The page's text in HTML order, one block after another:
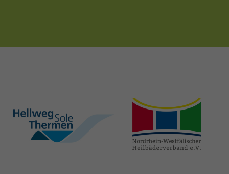
hellweg-sole-
thermen.de
heilbaeder.de